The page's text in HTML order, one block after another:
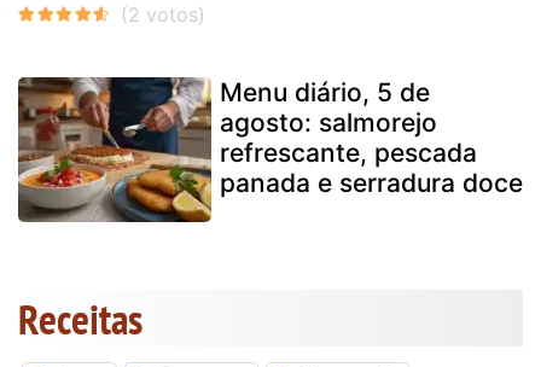
Menu diário, 5 de
agosto: salmorejo
refrescante, pescada
panada e serradura doce
Receitas